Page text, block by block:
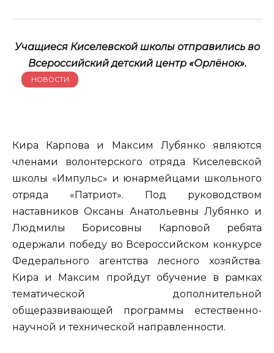
Учащиеся Киселевской школы отправились во
Всероссийский детский центр «Орлёнок».
НОВОСТИ
Кира Карпова и Максим Лубянко являются
членами волонтерского отряда Киселевской
школы «Импульс» и юнармейцами школьного
отряда «Патриот». Под руководством
наставников Оксаны Анатольевны Лубянко и
Людмилы Борисовны Карповой ребята
одержали победу во Всероссийском конкурсе
Федерального агентства лесного хозяйства.
Кира и Максим пройдут обучение в рамках
тематической дополнительной
общеразвивающей программы естественно-
научной и технической направленности.